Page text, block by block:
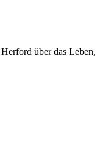
über das